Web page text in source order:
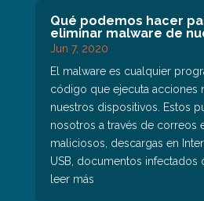
Qué podemos hacer
eliminar malware de
Jun 7, 2020
El malware es cualquier
código que ejecuta acciones
nuestros dispositivos. Estos
nosotros a través de correos
maliciosos, descargas en
USB, documentos infectados
leer más